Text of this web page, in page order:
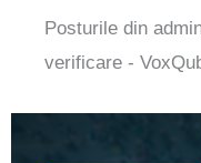
Posturile din
verificare -